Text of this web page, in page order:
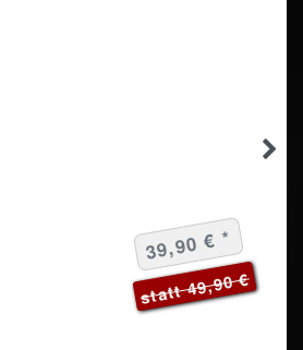
statt 49,90 €
39,90 € *